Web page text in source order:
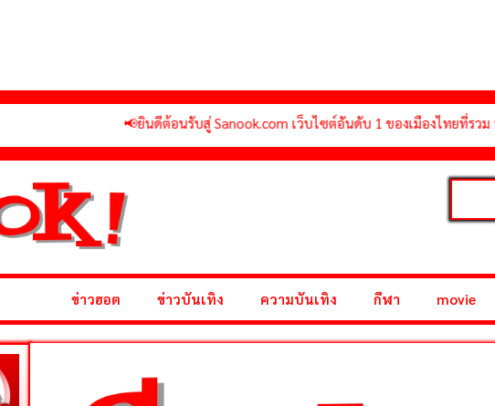
📢ยินดีต้อนรับสู่ Sanook.com เว็บไซต์อันดับ 1 ของเมืองไทยที่รวม รวมข่าวบันเทิ
ข่าวฮอต ข่าวบันเทิง ความบันเทิง กีฬา movie